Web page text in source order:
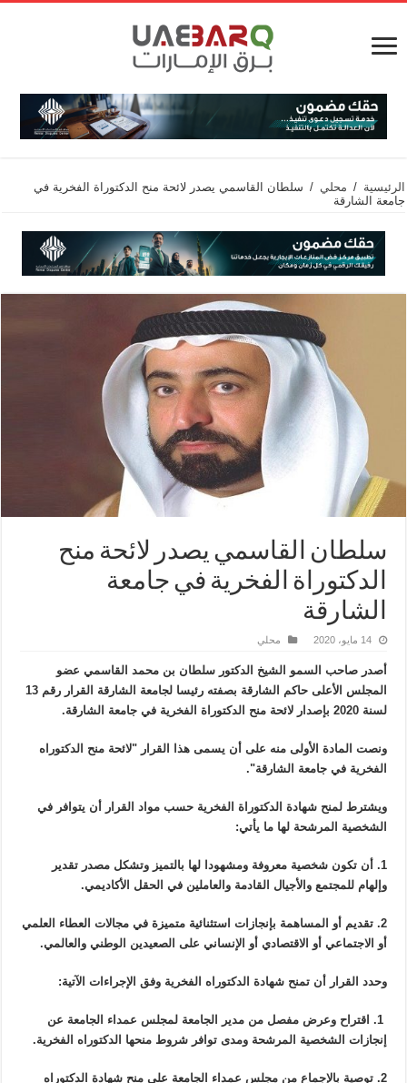
الرئيسية / محلي / سلطان القاسمي يصدر لائحة منح الدكتوراة الفخرية في
جامعة الشارقة
سلطان القاسمي يصدر لائحة منح
الدكتوراة الفخرية في جامعة
الشارقة
14 مايو، 2020 محلي
أصدر صاحب السمو الشيخ الدكتور سلطان بن محمد القاسمي عضو
المجلس الأعلى حاكم الشارقة بصفته رئيسا لجامعة الشارقة القرار رقم 13
لسنة 2020 بإصدار لائحة منح الدكتوراة الفخرية في جامعة الشارقة.
ونصت المادة الأولى منه على أن يسمى هذا القرار "لائحة منح الدكتوراه
الفخرية في جامعة الشارقة".
ويشترط لمنح شهادة الدكتوراة الفخرية حسب مواد القرار أن يتوافر في
الشخصية المرشحة لها ما يأتي:
1. أن تكون شخصية معروفة ومشهودا لها بالتميز وتشكل مصدر تقدير
وإلهام للمجتمع والأجيال القادمة والعاملين في الحقل الأكاديمي.
2. تقديم أو المساهمة بإنجازات استثنائية متميزة في مجالات العطاء العلمي
أو الاجتماعي أو الاقتصادي أو الإنساني على الصعيدين الوطني والعالمي.
وحدد القرار أن تمنح شهادة الدكتوراه الفخرية وفق الإجراءات الآتية:
1. اقتراح وعرض مفصل من مدير الجامعة لمجلس عمداء الجامعة عن
إنجازات الشخصية المرشحة ومدى توافر شروط منحها الدكتوراه الفخرية.
2. توصية بالإجماع من مجلس عمداء الجامعة على منح شهادة الدكتوراه